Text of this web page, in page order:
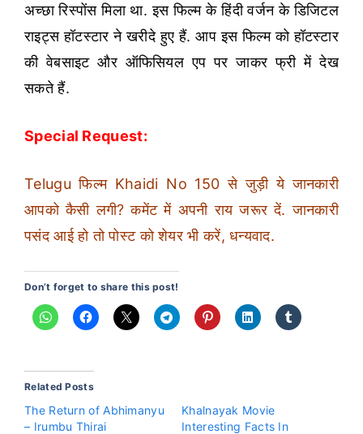
अच्छा रिस्पोंस मिला था. इस फिल्म के हिंदी वर्जन के डिजिटल
राइट्स हॉटस्टार ने खरीदे हुए हैं. आप इस फिल्म को हॉटस्टार
की वेबसाइट और ऑफिसियल एप पर जाकर फ्री में देख
सकते हैं.
Special Request:
Telugu फिल्म Khaidi No 150 से जुड़ी ये जानकारी
आपको कैसी लगी? कमेंट में अपनी राय जरूर दें. जानकारी
पसंद आई हो तो पोस्ट को शेयर भी करें, धन्यवाद.
Don’t forget to share this post!
Related Posts
The Return of Abhimanyu
– Irumbu Thirai
Khalnayak Movie
Interesting Facts In